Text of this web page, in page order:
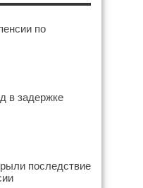
по
в задержке
последствие